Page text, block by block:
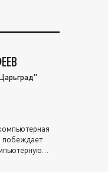
побеждает